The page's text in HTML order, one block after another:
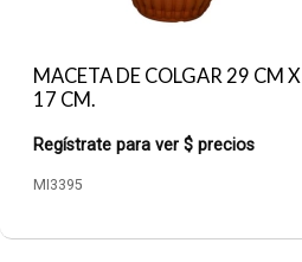
MACETA DE COLGAR 29 CM X
17 CM.
Regístrate para ver $ precios
MI3395